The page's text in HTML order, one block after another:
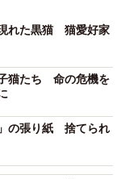
。
とんとサバトラ
、行方不明にな
信柱に「猫の里
さんは、「これ
てあった２匹の
さんの猫ライフ
れた黒猫 猫愛好家
猫たち 命の危機を
の張り紙 捨てられ